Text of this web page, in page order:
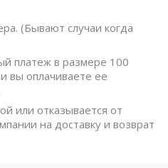
(Бывают случаи когда
платеж в размере 100
вы оплачиваете ее
или отказывается от
на доставку и возврат